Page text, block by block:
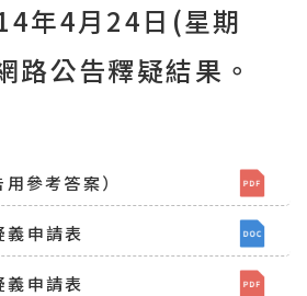
年4月 24日 (星期
路公告釋疑結果。
參考答案）
義申請表
義申請表